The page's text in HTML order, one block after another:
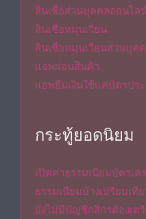
สินเชื่อส่วนบุคคลออนไล
สินเชื่อหมุนเวียน
สินเชื่อหมุนเวียนส่วนบุค
แอพผ่อนสินค้า
แอพยืมเงินใช้แค่บัตรปร
กระทู้ยอดนิยม
เปิดค่าธรรมเนียมบัตรเ
ธรรมเนียมบ้างเปรียบเที
ยังไม่มีบัญชีกสิกรต้องเต